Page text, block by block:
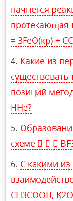
начнется
протекающая
= 3FeO(кр) +
Какие из
существовать
позиций
HHe?
схеме   
С какими
CH3COOH,